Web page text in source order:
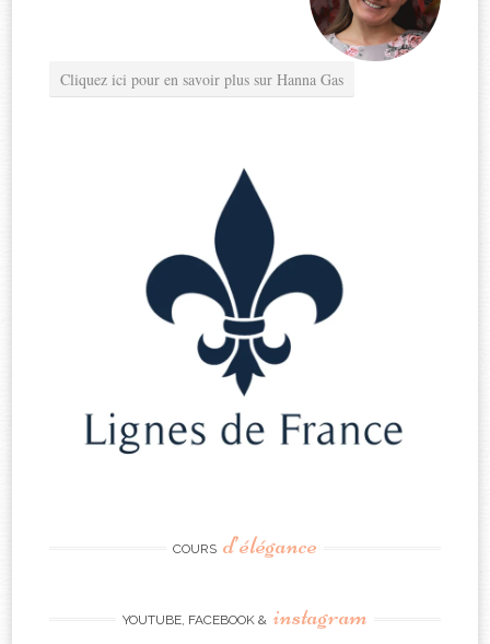
Cliquez ici pour en savoir plus sur Hanna Gas
COURS d’élégance
YOUTUBE, FACEBOOK & instagram